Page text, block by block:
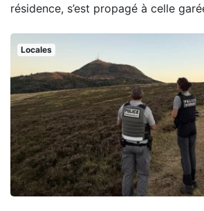
résidence, s’est propagé à celle
Locales